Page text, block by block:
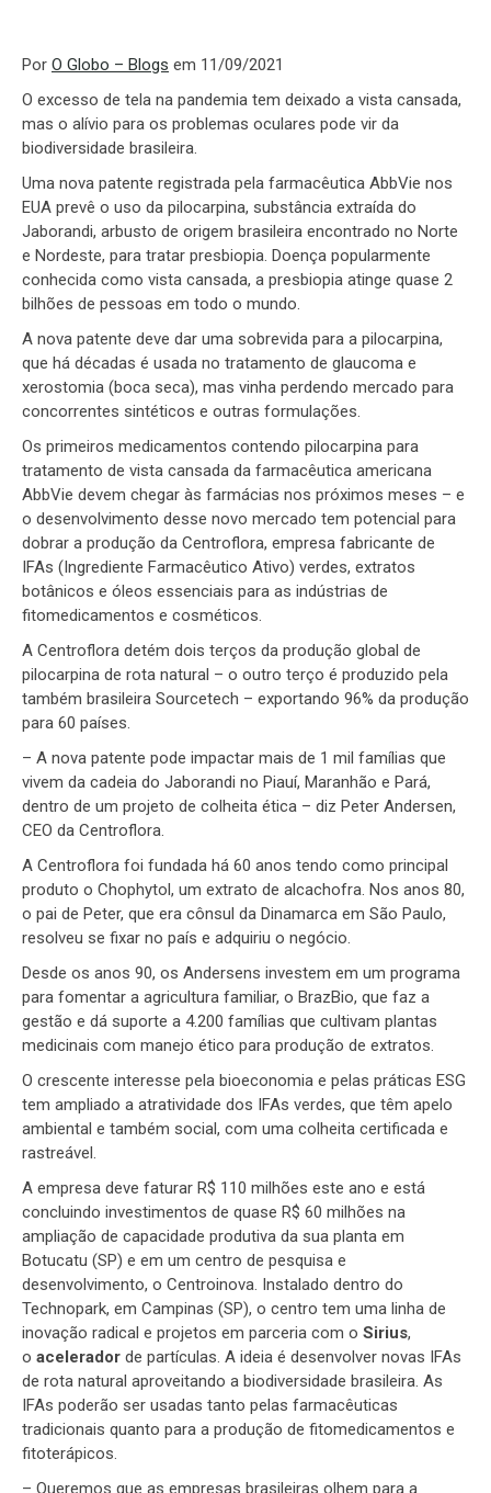
Por O Globo – Blogs em 11/09/2021
O excesso de tela na pandemia tem deixado a vista cansada,
mas o alívio para os problemas oculares pode vir da
biodiversidade brasileira.
Uma nova patente registrada pela farmacêutica AbbVie nos
EUA prevê o uso da pilocarpina, substância extraída do
Jaborandi, arbusto de origem brasileira encontrado no Norte
e Nordeste, para tratar presbiopia. Doença popularmente
conhecida como vista cansada, a presbiopia atinge quase 2
bilhões de pessoas em todo o mundo.
A nova patente deve dar uma sobrevida para a pilocarpina,
que há décadas é usada no tratamento de glaucoma e
xerostomia (boca seca), mas vinha perdendo mercado para
concorrentes sintéticos e outras formulações.
Os primeiros medicamentos contendo pilocarpina para
tratamento de vista cansada da farmacêutica americana
AbbVie devem chegar às farmácias nos próximos meses – e
o desenvolvimento desse novo mercado tem potencial para
dobrar a produção da Centroflora, empresa fabricante de
IFAs (Ingrediente Farmacêutico Ativo) verdes, extratos
botânicos e óleos essenciais para as indústrias de
fitomedicamentos e cosméticos.
A Centroflora detém dois terços da produção global de
pilocarpina de rota natural – o outro terço é produzido pela
também brasileira Sourcetech – exportando 96% da produção
para 60 países.
– A nova patente pode impactar mais de 1 mil famílias que
vivem da cadeia do Jaborandi no Piauí, Maranhão e Pará,
dentro de um projeto de colheita ética – diz Peter Andersen,
CEO da Centroflora.
A Centroflora foi fundada há 60 anos tendo como principal
produto o Chophytol, um extrato de alcachofra. Nos anos 80,
o pai de Peter, que era cônsul da Dinamarca em São Paulo,
resolveu se fixar no país e adquiriu o negócio.
Desde os anos 90, os Andersens investem em um programa
para fomentar a agricultura familiar, o BrazBio, que faz a
gestão e dá suporte a 4.200 famílias que cultivam plantas
medicinais com manejo ético para produção de extratos.
O crescente interesse pela bioeconomia e pelas práticas ESG
tem ampliado a atratividade dos IFAs verdes, que têm apelo
ambiental e também social, com uma colheita certificada e
rastreável.
A empresa deve faturar R$ 110 milhões este ano e está
concluindo investimentos de quase R$ 60 milhões na
ampliação de capacidade produtiva da sua planta em
Botucatu (SP) e em um centro de pesquisa e
desenvolvimento, o Centroinova. Instalado dentro do
Technopark, em Campinas (SP), o centro tem uma linha de
inovação radical e projetos em parceria com o Sirius,
o acelerador de partículas. A ideia é desenvolver novas IFAs
de rota natural aproveitando a biodiversidade brasileira. As
IFAs poderão ser usadas tanto pelas farmacêuticas
tradicionais quanto para a produção de fitomedicamentos e
fitoterápicos.
– Queremos que as empresas brasileiras olhem para a